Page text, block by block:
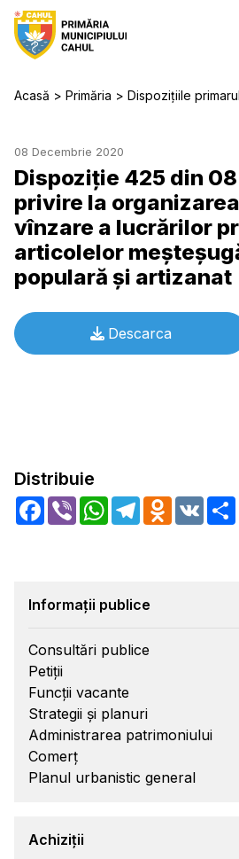
Acasă Primăria Dispozițiile
08 Decembrie 2020
Dispoziție 425 din
privire la
vînzare a lucrărilor
articolelor
populară şi artizanat
Descarca
Distribuie
Facebook
Viber WhatsApp
Telegram VK
Informații publice
Consultări publice
Petiții
Funcții vacante
Strategii și planuri
Administrarea patrimoniului
Comerț
Planul urbanistic general
Achiziții